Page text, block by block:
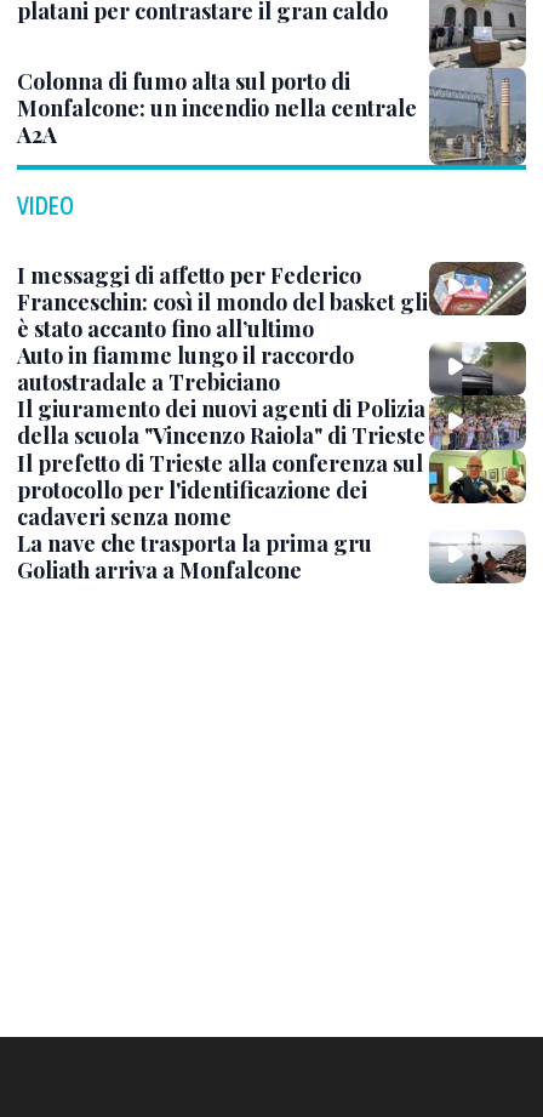
platani per contrastare il gran caldo
Colonna di fumo alta sul porto di
Monfalcone: un incendio nella centrale
A2A
VIDEO
I messaggi di affetto per Federico
Franceschin: così il mondo del basket gli
è stato accanto fino all’ultimo
Auto in fiamme lungo il raccordo
autostradale a Trebiciano
Il giuramento dei nuovi agenti di Polizia
della scuola "Vincenzo Raiola" di Trieste
Il prefetto di Trieste alla conferenza sul
protocollo per l'identificazione dei
cadaveri senza nome
La nave che trasporta la prima gru
Goliath arriva a Monfalcone